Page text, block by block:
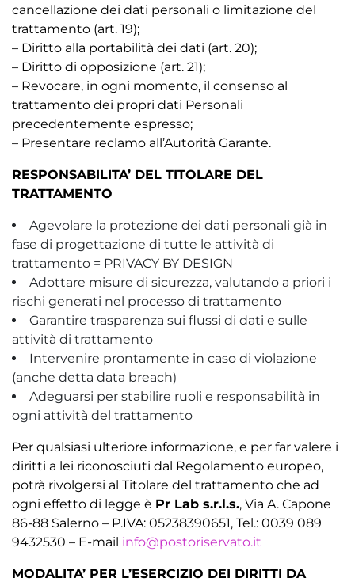
cancellazione dei dati personali o limitazione del
trattamento (art. 19);
– Diritto alla portabilità dei dati (art. 20);
– Diritto di opposizione (art. 21);
– Revocare, in ogni momento, il consenso al
trattamento dei propri dati Personali
precedentemente espresso;
– Presentare reclamo all’Autorità Garante.
RESPONSABILITA’ DEL TITOLARE DEL
TRATTAMENTO
Agevolare la protezione dei dati personali già in
fase di progettazione di tutte le attività di
trattamento = PRIVACY BY DESIGN
Adottare misure di sicurezza, valutando a priori i
rischi generati nel processo di trattamento
Garantire trasparenza sui flussi di dati e sulle
attività di trattamento
Intervenire prontamente in caso di violazione
(anche detta data breach)
Adeguarsi per stabilire ruoli e responsabilità in
ogni attività del trattamento
Per qualsiasi ulteriore informazione, e per far valere i
diritti a lei riconosciuti dal Regolamento europeo,
potrà rivolgersi al Titolare del trattamento che ad
ogni effetto di legge è Pr Lab s.r.l.s., Via A. Capone
86-88 Salerno – P.IVA: 05238390651, Tel.: 0039 089
9432530 – E-mail info@postoriservato.it
MODALITA’ PER L’ESERCIZIO DEI DIRITTI DA